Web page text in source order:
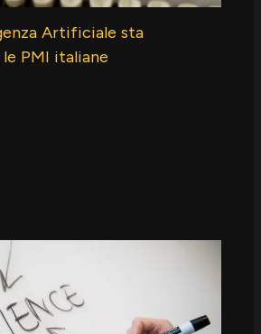
Artificiale sta
PMI italiane